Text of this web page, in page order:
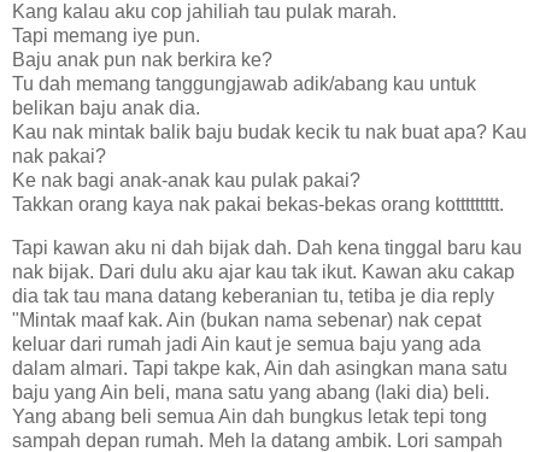
Kang kalau aku cop jahiliah tau pulak marah.
Tapi memang iye pun.
Baju anak pun nak berkira ke?
Tu dah memang tanggungjawab adik/abang kau untuk
belikan baju anak dia.
Kau nak mintak balik baju budak kecik tu nak buat apa? Kau
nak pakai?
Ke nak bagi anak-anak kau pulak pakai?
Takkan orang kaya nak pakai bekas-bekas orang kottttttttt.
Tapi kawan aku ni dah bijak dah. Dah kena tinggal baru kau
nak bijak. Dari dulu aku ajar kau tak ikut. Kawan aku cakap
dia tak tau mana datang keberanian tu, tetiba je dia reply
"Mintak maaf kak. Ain (bukan nama sebenar) nak cepat
keluar dari rumah jadi Ain kaut je semua baju yang ada
dalam almari. Tapi takpe kak, Ain dah asingkan mana satu
baju yang Ain beli, mana satu yang abang (laki dia) beli.
Yang abang beli semua Ain dah bungkus letak tepi tong
sampah depan rumah. Meh la datang ambik. Lori sampah